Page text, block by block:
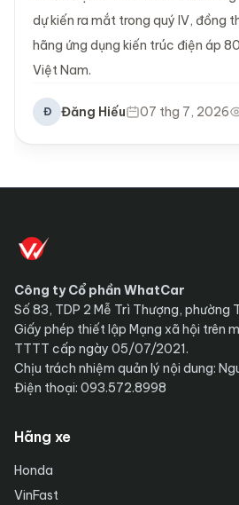
dự kiến ra mắt trong quý IV, đồng
hãng ứng dụng kiến trúc điện áp
Việt Nam.
Đ Đăng Hiếu 07 thg 7, 2026
Công ty Cổ phần WhatCar
Số 83, TDP 2 Mễ Trì Thượng, phường
Giấy phép thiết lập Mạng xã hội trên
TTTT cấp ngày 05/07/2021.
Chịu trách nhiệm quản lý nội dung:
Điện thoại: 093.572.8998
Hãng xe
Honda
VinFast